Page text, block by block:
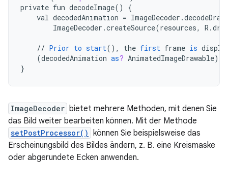
private fun decodeImage()
{
val decodedAnimation = ImageDecoder .
ImageDecoder .createSource(resources, R .
// Prior to start(), the first frame is
(decodedAnimation as? AnimatedImageDrawable)
}
ImageDecoder bietet mehrere Methoden, mit denen Sie
das Bild weiter bearbeiten können. Mit der Methode
setPostProcessor() können Sie beispielsweise das
Erscheinungsbild des Bildes ändern, z. B. eine Kreismaske
oder abgerundete Ecken anwenden.